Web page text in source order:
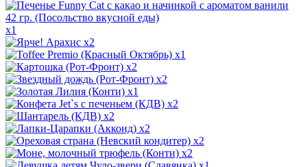
x1
x2
x1
x2
x2
x1
x2
x2
x2
x2
x2